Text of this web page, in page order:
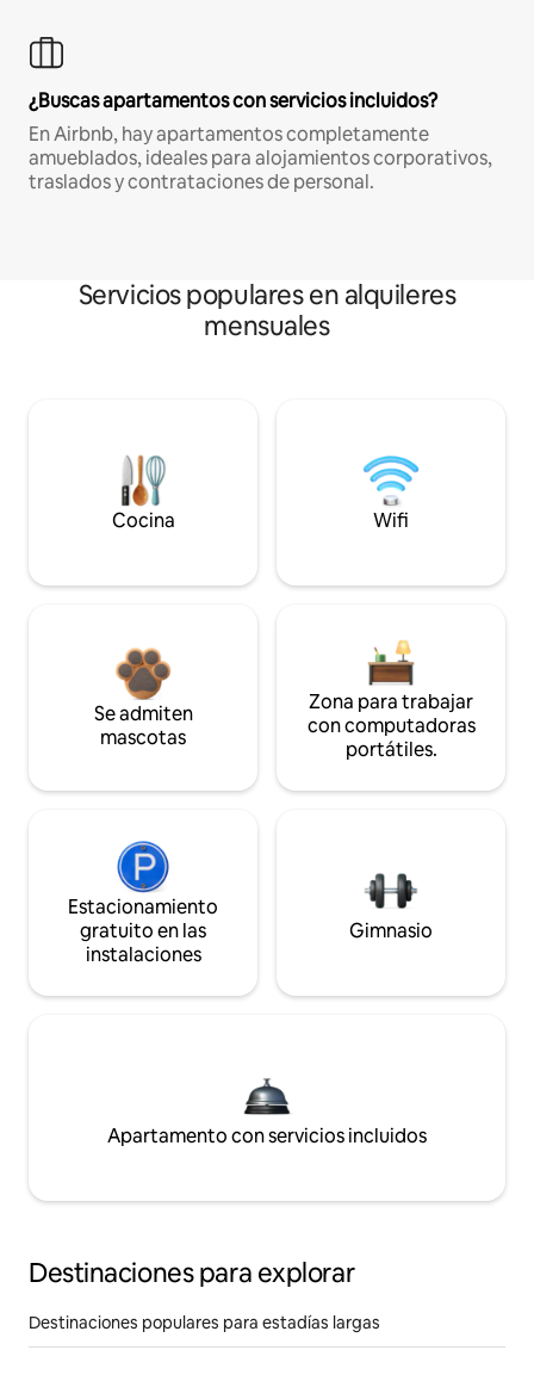
¿Buscas apartamentos con servicios incluidos?
En Airbnb, hay apartamentos completamente
amueblados, ideales para alojamientos corporativos,
traslados y contrataciones de personal.
Servicios populares en alquileres
mensuales
Cocina Wifi
Se admiten
mascotas
Zona para trabajar
con computadoras
portátiles.
Estacionamiento
gratuito en las
instalaciones
Gimnasio
Apartamento con servicios incluidos
Destinaciones para explorar
Destinaciones populares para estadías largas